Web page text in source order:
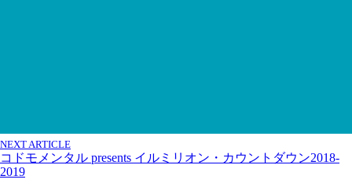
NEXT ARTICLE
コドモメンタル presents イルミリオン・カウントダウン2018-
2019